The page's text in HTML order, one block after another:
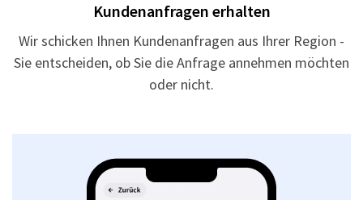
Kundenanfragen erhalten
Wir schicken Ihnen Kundenanfragen aus Ihrer Region -
Sie entscheiden, ob Sie die Anfrage annehmen möchten
oder nicht.